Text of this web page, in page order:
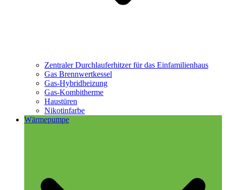
Zentraler Durchlauferhitzer für das Einfamilienhaus
Gas Brennwertkessel
Gas-Hybridheizung
Gas-Kombitherme
Haustüren
Nikotinfarbe
Wärmepumpe